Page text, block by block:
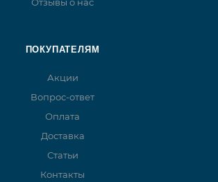
Отзывы о нас
ПОКУПАТЕЛЯМ
Акции
Вопрос-ответ
Оплата
Доставка
Статьи
Контакты